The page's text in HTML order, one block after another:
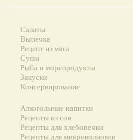
Салаты
Выпечка
Рецепт из мяса
Супы
Рыба и морепродукты
Закуски
Консервирование
Алкогольные напитки
Рецепты из сои
Рецепты для хлебопечки
Рецепты для микроволновки